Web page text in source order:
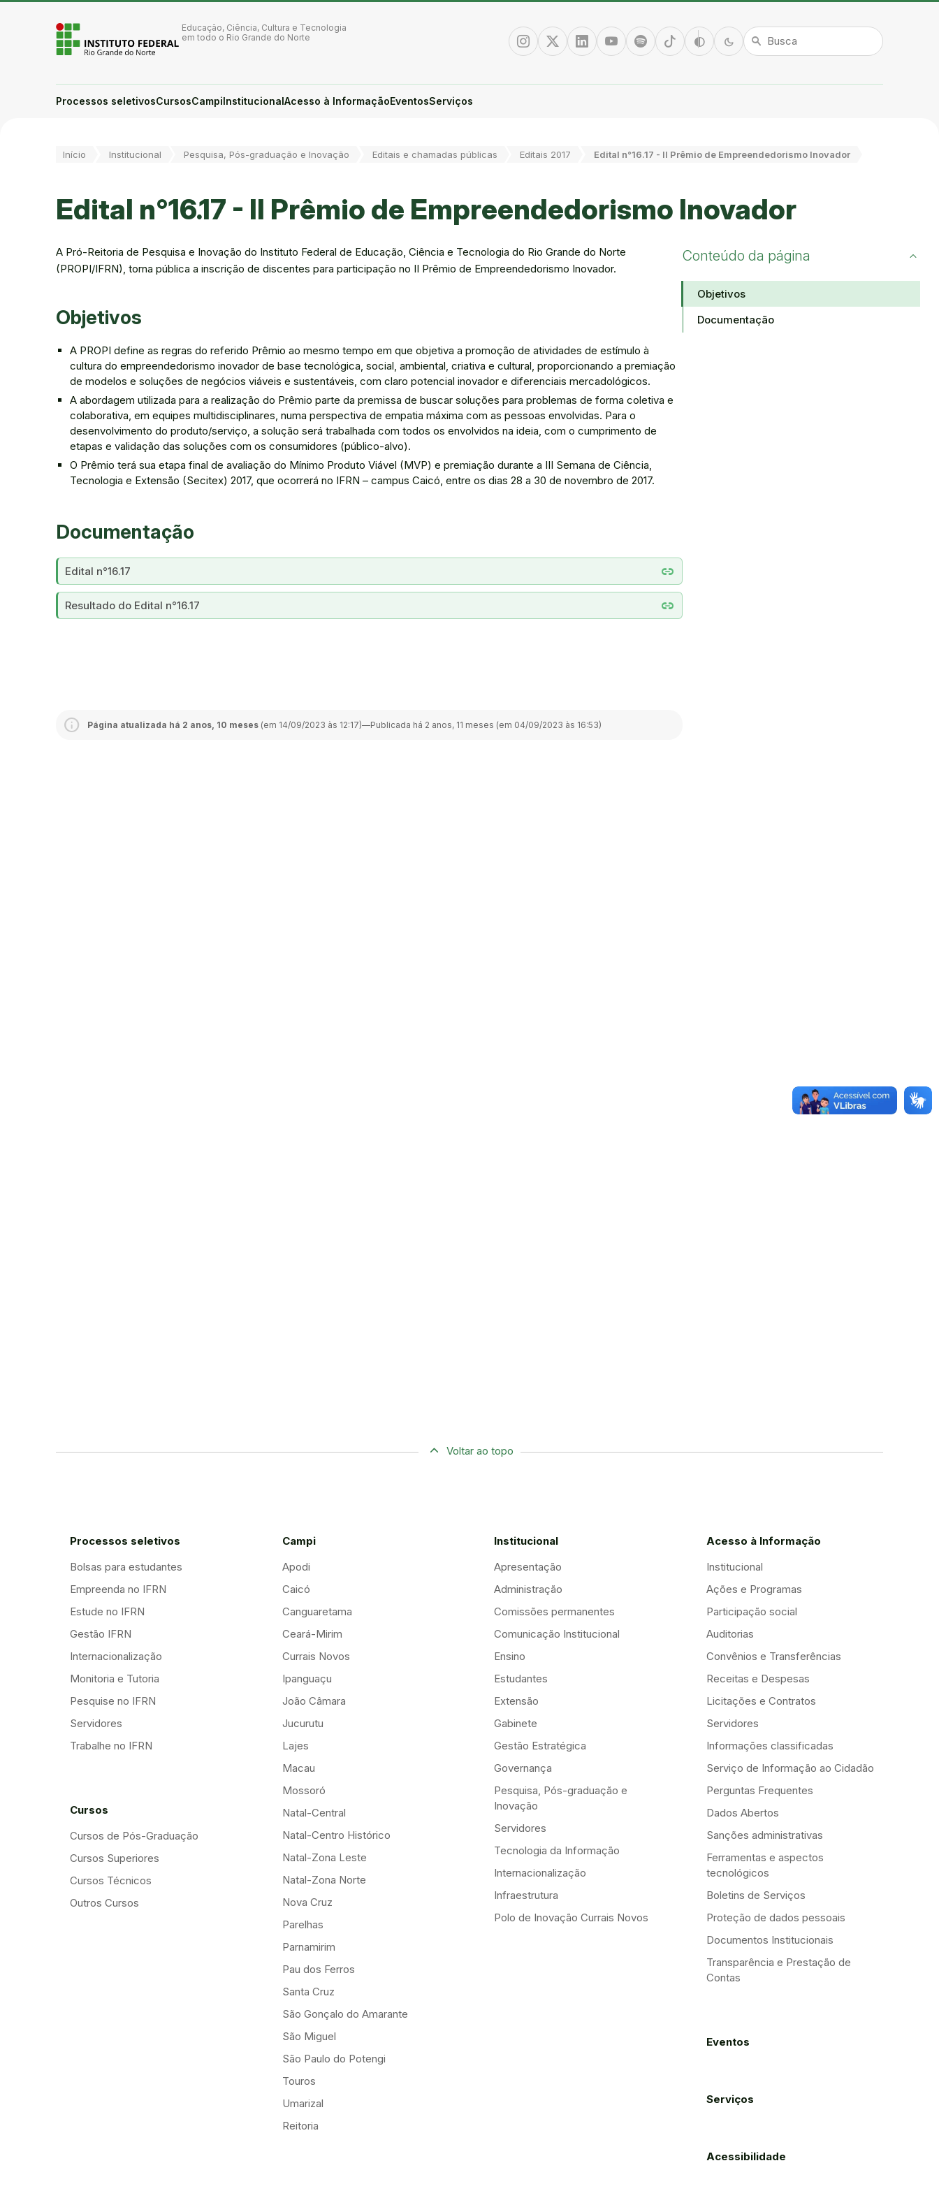
Ir para a página inicial
Ir para a busca
Ir para o menu principal
Ir para o conteúdo
Alto contraste
Login da Área Administrativa
Educação, Ciência, Cultura e Tecnologia
em todo o Rio Grande do Norte
InstagramTwitter/XLinkedinYoutubeSpotify TikTok Alto contraste
contrast
Modo escuro
dark_mode search
Processos seletivosCursosCampiInstitucionalAcesso à InformaçãoEventosServiços
Você está aqui:
Início Institucional Pesquisa, Pós-graduação e Inovação Editais e chamadas públicas Editais 2017 Edital n°16.17 - II Prêmio de Empreendedorismo Inovador
Edital n°16.17 - II Prêmio de Empreendedorismo Inovador
A Pró-Reitoria de Pesquisa e Inovação do Instituto Federal de Educação, Ciência e Tecnologia do Rio Grande do Norte
(PROPI/IFRN), torna pública a inscrição de discentes para participação no II Prêmio de Empreendedorismo Inovador.
Objetivos
A PROPI define as regras do referido Prêmio ao mesmo tempo em que objetiva a promoção de atividades de estímulo à
cultura do empreendedorismo inovador de base tecnológica, social, ambiental, criativa e cultural, proporcionando a premiação
de modelos e soluções de negócios viáveis e sustentáveis, com claro potencial inovador e diferenciais mercadológicos.
A abordagem utilizada para a realização do Prêmio parte da premissa de buscar soluções para problemas de forma coletiva e
colaborativa, em equipes multidisciplinares, numa perspectiva de empatia máxima com as pessoas envolvidas. Para o
desenvolvimento do produto/serviço, a solução será trabalhada com todos os envolvidos na ideia, com o cumprimento de
etapas e validação das soluções com os consumidores (público-alvo).
O Prêmio terá sua etapa final de avaliação do Mínimo Produto Viável (MVP) e premiação durante a III Semana de Ciência,
Tecnologia e Extensão (Secitex) 2017, que ocorrerá no IFRN – campus Caicó, entre os dias 28 a 30 de novembro de 2017.
Documentação
link
Edital n°16.17
link
Resultado do Edital n°16.17
Página atualizada há 2 anos, 10 meses (em 14/09/2023 às 12:17)—Publicada há 2 anos, 11 meses (em 04/09/2023 às 16:53)
Conteúdo da página
Objetivos
Documentação
Voltar ao topo
Processos seletivos
Bolsas para estudantes
Empreenda no IFRN
Estude no IFRN
Gestão IFRN
Internacionalização
Monitoria e Tutoria
Pesquise no IFRN
Servidores
Trabalhe no IFRN
Cursos
Cursos de Pós-Graduação
Cursos Superiores
Cursos Técnicos
Outros Cursos
Campi
Apodi
Caicó
Canguaretama
Ceará-Mirim
Currais Novos
Ipanguaçu
João Câmara
Jucurutu
Lajes
Macau
Mossoró
Natal-Central
Natal-Centro Histórico
Natal-Zona Leste
Natal-Zona Norte
Nova Cruz
Parelhas
Parnamirim
Pau dos Ferros
Santa Cruz
São Gonçalo do Amarante
São Miguel
São Paulo do Potengi
Touros
Umarizal
Reitoria
Institucional
Apresentação
Administração
Comissões permanentes
Comunicação Institucional
Ensino
Estudantes
Extensão
Gabinete
Gestão Estratégica
Governança
Pesquisa, Pós-graduação e
Inovação
Servidores
Tecnologia da Informação
Internacionalização
Infraestrutura
Polo de Inovação Currais Novos
Acesso à Informação
Institucional
Ações e Programas
Participação social
Auditorias
Convênios e Transferências
Receitas e Despesas
Licitações e Contratos
Servidores
Informações classificadas
Serviço de Informação ao Cidadão
Perguntas Frequentes
Dados Abertos
Sanções administrativas
Ferramentas e aspectos
tecnológicos
Boletins de Serviços
Proteção de dados pessoais
Documentos Institucionais
Transparência e Prestação de
Contas
Eventos
Serviços
Acessibilidade